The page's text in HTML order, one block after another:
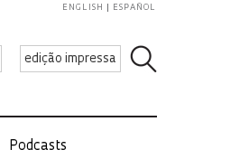
edição impressa
ENGLISH ESPAÑOL
Podcasts